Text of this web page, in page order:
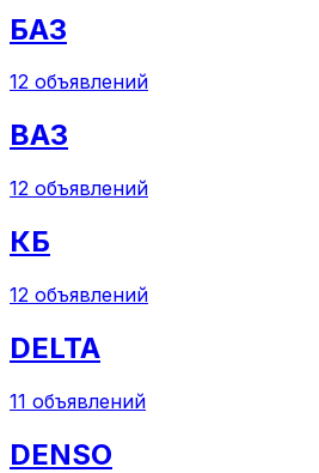
БАЗ
12 объявлений
ВАЗ
12 объявлений
КБ
12 объявлений
DELTA
11 объявлений
DENSO